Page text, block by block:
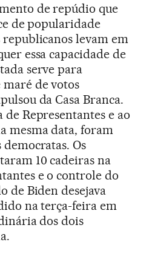
de repúdio que
de popularidade
republicanos levam em
essa capacidade de
serve para
de votos
da Casa Branca.
de Representantes e ao
mesma data, foram
Os
10 cadeiras na
e o controle do
de Biden desejava
na terça-feira em
dos dois